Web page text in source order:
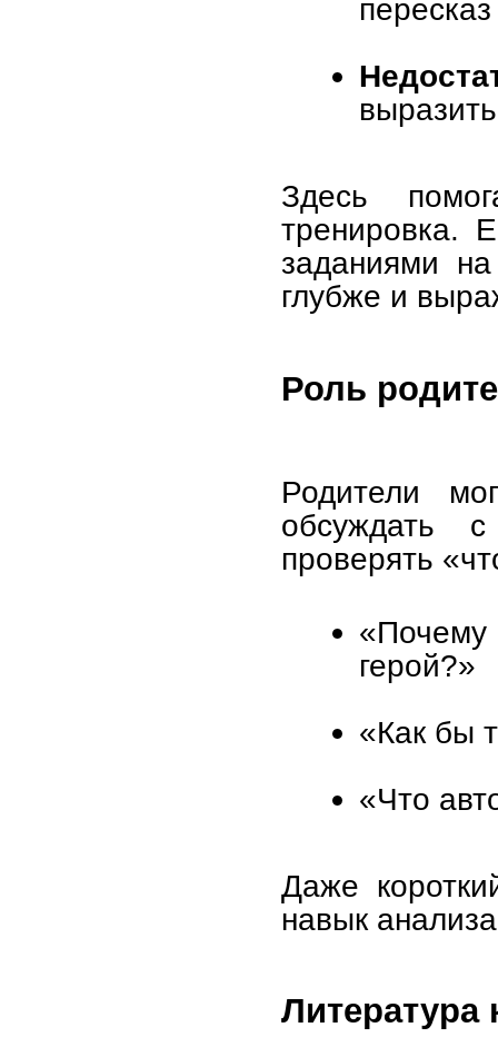
Здесь
тренировка.
заданиями
глубже и
Роль
Родители
обсуждать
проверять
герой?»
«Как бы
«Что
Даже
навык